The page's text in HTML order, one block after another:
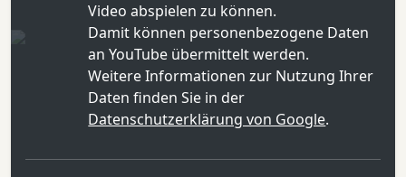
Video abspielen zu können.
Damit können personenbezogene Daten
an YouTube übermittelt werden.
Weitere Informationen zur Nutzung Ihrer
Daten finden Sie in der
Datenschutzerklärung von Google.